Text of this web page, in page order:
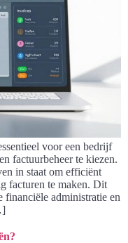
voor een bedrijf
factuurbeheer te kiezen.
in staat om efficiënt
facturen te maken. Dit
financiële administratie en